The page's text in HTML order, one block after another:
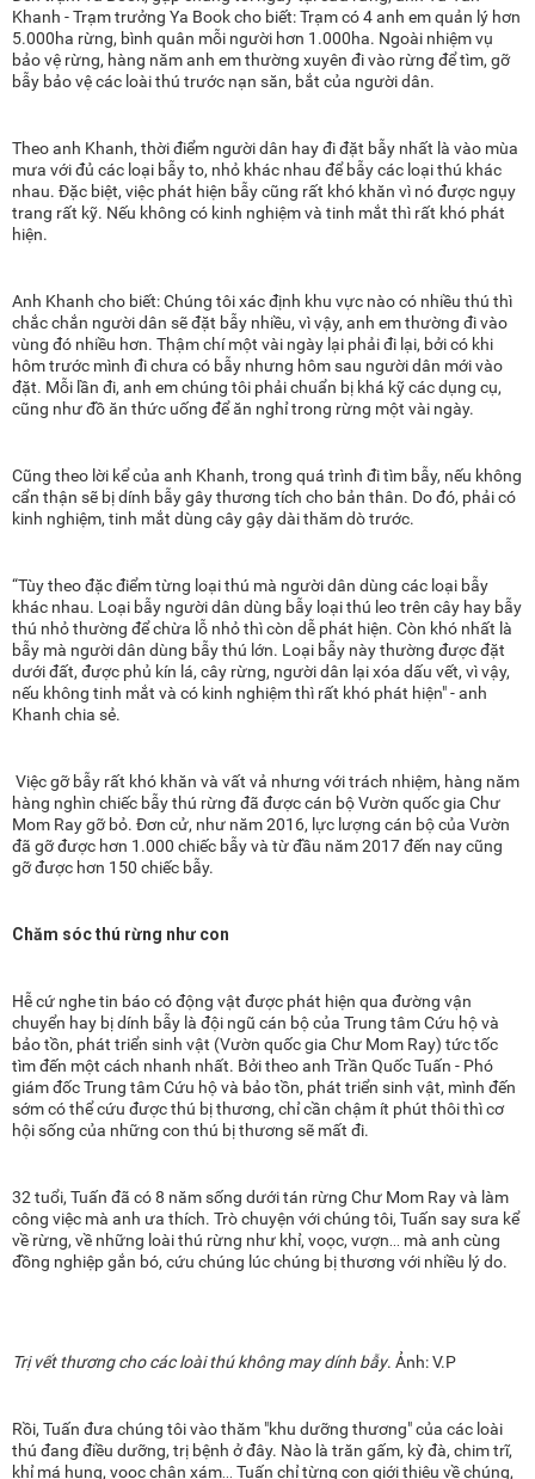
Khanh - Trạm trưởng Ya Book cho biết: Trạm có 4 anh em quản lý hơn
5.000ha rừng, bình quân mỗi người hơn 1.000ha. Ngoài nhiệm vụ
bảo vệ rừng, hàng năm anh em thường xuyên đi vào rừng để tìm, gỡ
bẫy bảo vệ các loài thú trước nạn săn, bắt của người dân.
Theo anh Khanh, thời điểm người dân hay đi đặt bẫy nhất là vào mùa
mưa với đủ các loại bẫy to, nhỏ khác nhau để bẫy các loại thú khác
nhau. Đặc biệt, việc phát hiện bẫy cũng rất khó khăn vì nó được ngụy
trang rất kỹ. Nếu không có kinh nghiệm và tinh mắt thì rất khó phát
hiện.
Anh Khanh cho biết: Chúng tôi xác định khu vực nào có nhiều thú thì
chắc chắn người dân sẽ đặt bẫy nhiều, vì vậy, anh em thường đi vào
vùng đó nhiều hơn. Thậm chí một vài ngày lại phải đi lại, bởi có khi
hôm trước mình đi chưa có bẫy nhưng hôm sau người dân mới vào
đặt. Mỗi lần đi, anh em chúng tôi phải chuẩn bị khá kỹ các dụng cụ,
cũng như đồ ăn thức uống để ăn nghỉ trong rừng một vài ngày.
Cũng theo lời kể của anh Khanh, trong quá trình đi tìm bẫy, nếu không
cẩn thận sẽ bị dính bẫy gây thương tích cho bản thân. Do đó, phải có
kinh nghiệm, tinh mắt dùng cây gậy dài thăm dò trước.
“Tùy theo đặc điểm từng loại thú mà người dân dùng các loại bẫy
khác nhau. Loại bẫy người dân dùng bẫy loại thú leo trên cây hay bẫy
thú nhỏ thường để chừa lỗ nhỏ thì còn dễ phát hiện. Còn khó nhất là
bẫy mà người dân dùng bẫy thú lớn. Loại bẫy này thường được đặt
dưới đất, được phủ kín lá, cây rừng, người dân lại xóa dấu vết, vì vậy,
nếu không tinh mắt và có kinh nghiệm thì rất khó phát hiện" - anh
Khanh chia sẻ.
Việc gỡ bẫy rất khó khăn và vất vả nhưng với trách nhiệm, hàng năm
hàng nghìn chiếc bẫy thú rừng đã được cán bộ Vườn quốc gia Chư
Mom Ray gỡ bỏ. Đơn cử, như năm 2016, lực lượng cán bộ của Vườn
đã gỡ được hơn 1.000 chiếc bẫy và từ đầu năm 2017 đến nay cũng
gỡ được hơn 150 chiếc bẫy.
Chăm sóc thú rừng như con
Hễ cứ nghe tin báo có động vật được phát hiện qua đường vận
chuyển hay bị dính bẫy là đội ngũ cán bộ của Trung tâm Cứu hộ và
bảo tồn, phát triển sinh vật (Vườn quốc gia Chư Mom Ray) tức tốc
tìm đến một cách nhanh nhất. Bởi theo anh Trần Quốc Tuấn - Phó
giám đốc Trung tâm Cứu hộ và bảo tồn, phát triển sinh vật, mình đến
sớm có thể cứu được thú bị thương, chỉ cần chậm ít phút thôi thì cơ
hội sống của những con thú bị thương sẽ mất đi.
32 tuổi, Tuấn đã có 8 năm sống dưới tán rừng Chư Mom Ray và làm
công việc mà anh ưa thích. Trò chuyện với chúng tôi, Tuấn say sưa kể
về rừng, về những loài thú rừng như khỉ, voọc, vượn… mà anh cùng
đồng nghiệp gắn bó, cứu chúng lúc chúng bị thương với nhiều lý do.
Trị vết thương cho các loài thú không may dính bẫy. Ảnh: V.P
Rồi, Tuấn đưa chúng tôi vào thăm "khu dưỡng thương" của các loài
thú đang điều dưỡng, trị bệnh ở đây. Nào là trăn gấm, kỳ đà, chim trĩ,
khỉ má hung, voọc chân xám… Tuấn chỉ từng con giới thiệu về chúng,